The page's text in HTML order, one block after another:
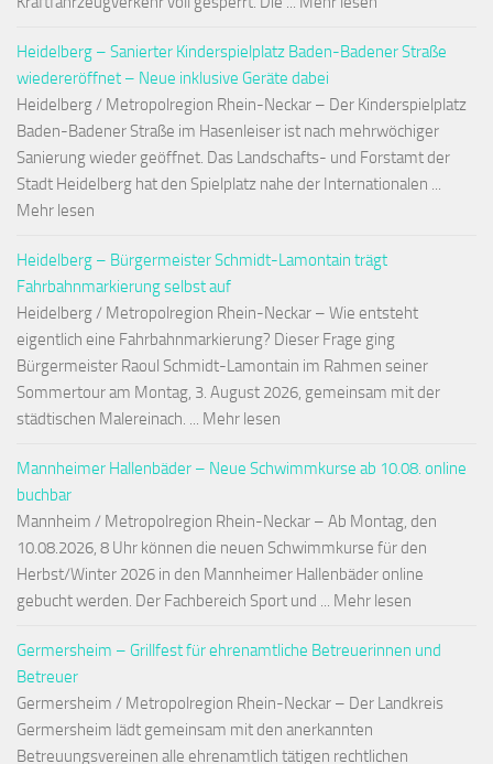
Heidelberg – Sanierter Kinderspielplatz Baden-Badener Straße
wiedereröffnet – Neue inklusive Geräte dabei
Heidelberg / Metropolregion Rhein-Neckar – Der Kinderspielplatz
Baden-Badener Straße im Hasenleiser ist nach mehrwöchiger
Sanierung wieder geöffnet. Das Landschafts- und Forstamt der
Stadt Heidelberg hat den Spielplatz nahe der Internationalen ...
Mehr lesen
Heidelberg – Bürgermeister Schmidt-Lamontain trägt
Fahrbahnmarkierung selbst auf
Heidelberg / Metropolregion Rhein-Neckar – Wie entsteht
eigentlich eine Fahrbahnmarkierung? Dieser Frage ging
Bürgermeister Raoul Schmidt-Lamontain im Rahmen seiner
Sommertour am Montag, 3. August 2026, gemeinsam mit der
städtischen Malereinach. ... Mehr lesen
Mannheimer Hallenbäder – Neue Schwimmkurse ab 10.08. online
buchbar
Mannheim / Metropolregion Rhein-Neckar – Ab Montag, den
10.08.2026, 8 Uhr können die neuen Schwimmkurse für den
Herbst/Winter 2026 in den Mannheimer Hallenbäder online
gebucht werden. Der Fachbereich Sport und ... Mehr lesen
Germersheim – Grillfest für ehrenamtliche Betreuerinnen und
Betreuer
Germersheim / Metropolregion Rhein-Neckar – Der Landkreis
Germersheim lädt gemeinsam mit den anerkannten
Betreuungsvereinen alle ehrenamtlich tätigen rechtlichen